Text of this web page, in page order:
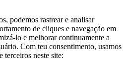
podemos rastrear e analisar
de cliques e navegação em
lo e melhorar continuamente a
Com teu consentimento, usamos
terceiros neste site: